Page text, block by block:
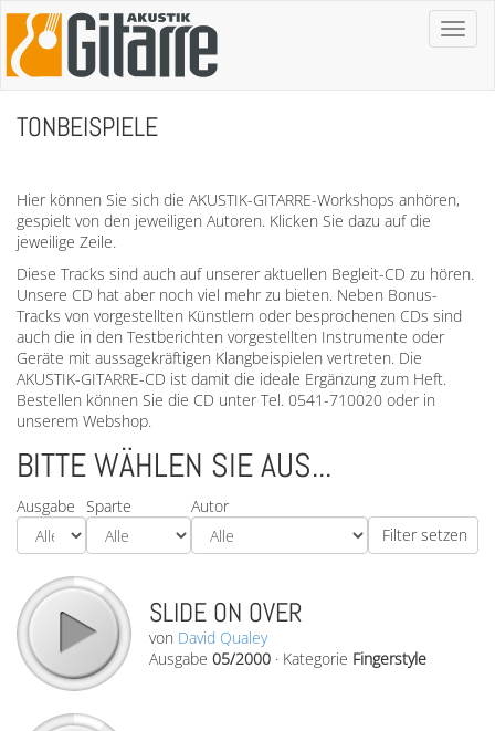
Toggle
TONBEISPIELE
Hier können Sie sich die AKUSTIK-GITARRE-Workshops anhören,
gespielt von den jeweiligen Autoren. Klicken Sie dazu auf die
jeweilige Zeile.
Diese Tracks sind auch auf unserer aktuellen Begleit-CD zu hören.
Unsere CD hat aber noch viel mehr zu bieten. Neben Bonus-
Tracks von vorgestellten Künstlern oder besprochenen CDs sind
auch die in den Testberichten vorgestellten Instrumente oder
Geräte mit aussagekräftigen Klangbeispielen vertreten. Die
AKUSTIK-GITARRE-CD ist damit die ideale Ergänzung zum Heft.
Bestellen können Sie die CD unter Tel. 0541-710020 oder in
unserem Webshop.
BITTE WÄHLEN SIE AUS...
Ausgabe Sparte Autor
SLIDE ON OVER
von David Qualey
Ausgabe 05/2000 · Kategorie Fingerstyle